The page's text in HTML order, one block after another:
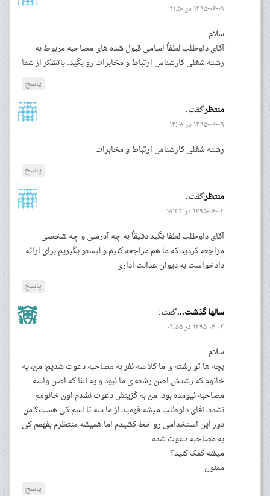
۱۳۹۵-۰۶-۰۹ در ۲۱:۵۰
سلام
آقای داوطلب لطفاً اسامی قبول شده های مصاحبه مربوط به
رشته شغلی کارشناس ارتباط و مخابرات رو بگید. باتشکر از شما
پاسخ
منتظرگفت:
۱۳۹۵-۰۶-۰۹ در ۱۲:۰۸
رشته شغلی کارشناس ارتباط و مخابرات
پاسخ
منتظرگفت:
۱۳۹۵-۰۶-۰۴ در ۱۸:۴۴
آقای داوطلب لطفا بگید دقیقاً به چه آدرسی و چه شخصی
مراجعه کردید که ما هم مراجعه کنیم و لیستو بگیریم برای ارائه
دادخواست به دیوان عدالت اداری
پاسخ
سالها گذشت...گفت:
۱۳۹۵-۰۶-۰۳ در ۰۳:۵۵
سلام
بچه ها تو رشته ی ما کلاَ سه نفر به مصاحبه دعوت شدیم، من، یه
خانوم که رشتش اصن رشته ی ما نبود و یه آغا که اصن واسه
مصاحبه نیومده بود. من به گزینش دعوت نشدم اون خانومم
نشده، آقای داوطلب میشه فهمید از ما سه تا اسم کی هست؟ من
دور این استخدامی رو خط کشیدم اما همیشه منتظرم بفهمم کی
به مصاحبه دعوت شده.
میشه کمک کنید؟
ممنون
پاسخ